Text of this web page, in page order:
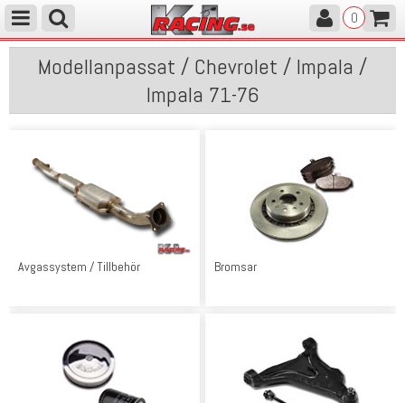
0
Modellanpassat / Chevrolet / Impala /
Impala 71-76
Avgassystem / Tillbehör Bromsar